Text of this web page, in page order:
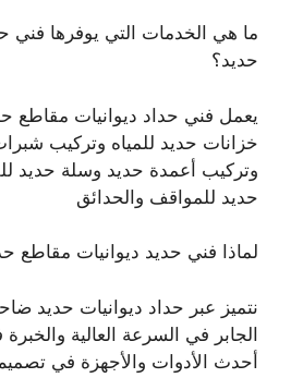
ما هي الخدمات التي يوفرها فني
حديد؟
يعمل فني حداد ديوانيات مقاطع
خزانات حديد للمياه وتركيب
وتركيب أعمدة حديد وسلة حديد
حديد للمواقف والحدائق
لماذا فني حديد ديوانيات مقاطع
نتميز عبر حداد ديوانيات حديد
الجابر في السرعة العالية
أحدث الأدوات والأجهزة في تصميم